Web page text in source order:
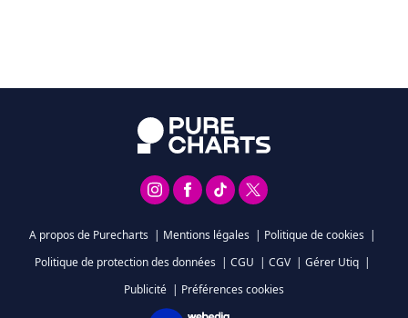
A propos de Purecharts | Mentions légales | Politique de cookies |
Politique de protection des données | CGU | CGV | Gérer Utiq |
Publicité | Préférences cookies